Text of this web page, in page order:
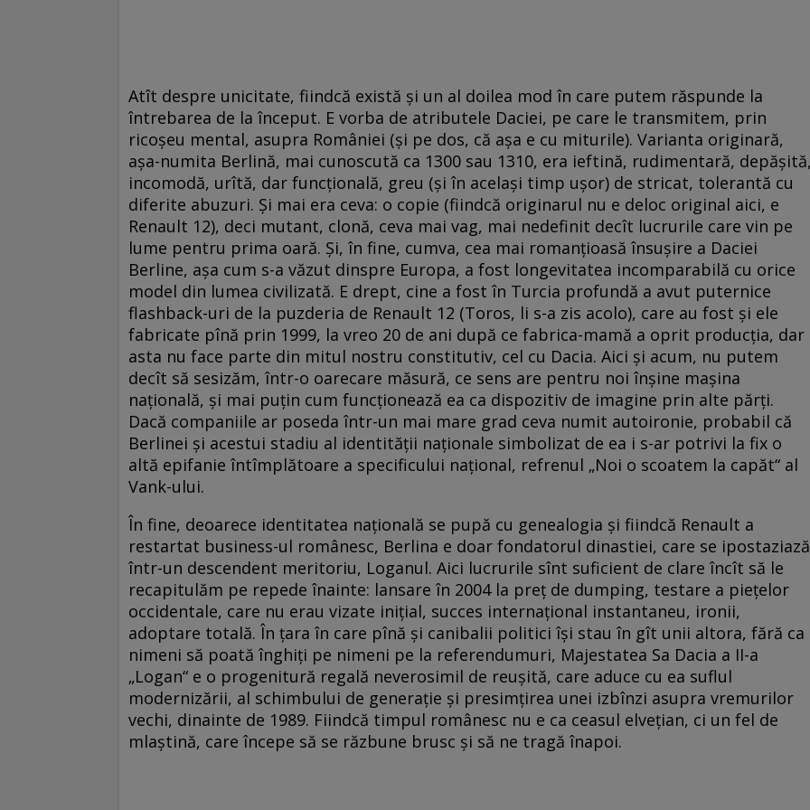
Atît despre unicitate, fiindcă există și un al doilea mod în care putem răspunde la
întrebarea de la început. E vorba de atributele Daciei, pe care le transmitem, prin
ricoșeu mental, asupra României (și pe dos, că așa e cu miturile). Varianta originară,
așa-numita Berlină, mai cunoscută ca 1300 sau 1310, era ieftină, rudimentară,
incomodă, urîtă, dar funcțională, greu (și în același timp ușor) de stricat, tolerantă cu
diferite abuzuri. Și mai era ceva: o copie (fiindcă originarul nu e deloc original aici, e
Renault 12), deci mutant, clonă, ceva mai vag, mai nedefinit decît lucrurile care vin pe
lume pentru prima oară. Și, în fine, cumva, cea mai romanțioasă însușire a Daciei
Berline, așa cum s-a văzut dinspre Europa, a fost longevitatea incomparabilă cu orice
model din lumea civilizată. E drept, cine a fost în Turcia profundă a avut puternice
flashback-uri de la puzderia de Renault 12 (Toros, li s-a zis acolo), care au fost și ele
fabricate pînă prin 1999, la vreo 20 de ani după ce fabrica-mamă a oprit producția, dar
asta nu face parte din mitul nostru constitutiv, cel cu Dacia. Aici și acum, nu putem
decît să sesizăm, într-o oarecare măsură, ce sens are pentru noi înșine mașina
națională, și mai puțin cum funcționează ea ca dispozitiv de imagine prin alte părți.
Dacă companiile ar poseda într-un mai mare grad ceva numit autoironie, probabil că
Berlinei și acestui stadiu al identității naționale simbolizat de ea i s-ar potrivi la fix o
altă epifanie întîmplătoare a specificului național, refrenul „Noi o scoatem la capăt“ al
Vank-ului.
În fine, deoarece identitatea națională se pupă cu genealogia și fiindcă Renault a
restartat business-ul românesc, Berlina e doar fondatorul dinastiei, care se ipostaziază
într-un descendent meritoriu, Loganul. Aici lucrurile sînt suficient de clare încît să le
recapitulăm pe repede înainte: lansare în 2004 la preț de dumping, testare a piețelor
occidentale, care nu erau vizate inițial, succes internațional instantaneu, ironii,
adoptare totală. În țara în care pînă și canibalii politici își stau în gît unii altora, fără ca
nimeni să poată înghiți pe nimeni pe la referendumuri, Majestatea Sa Dacia a II-a
„Logan“ e o progenitură regală neverosimil de reușită, care aduce cu ea suflul
modernizării, al schimbului de generație și presimțirea unei izbînzi asupra vremurilor
vechi, dinainte de 1989. Fiindcă timpul românesc nu e ca ceasul elvețian, ci un fel de
mlaștină, care începe să se răzbune brusc și să ne tragă înapoi.